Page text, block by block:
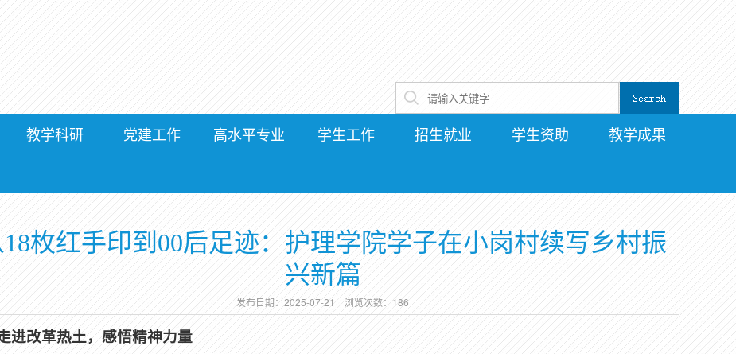
教学科研 党建工作 高水平专业 学生工作 招生就业 学生资助
教学成果
18枚红手印到00后足迹：护理学院学子在小岗村续写乡村振
兴新篇
发布日期：2025-07-21 浏览次数： 186
进改革热土，感悟精神力量